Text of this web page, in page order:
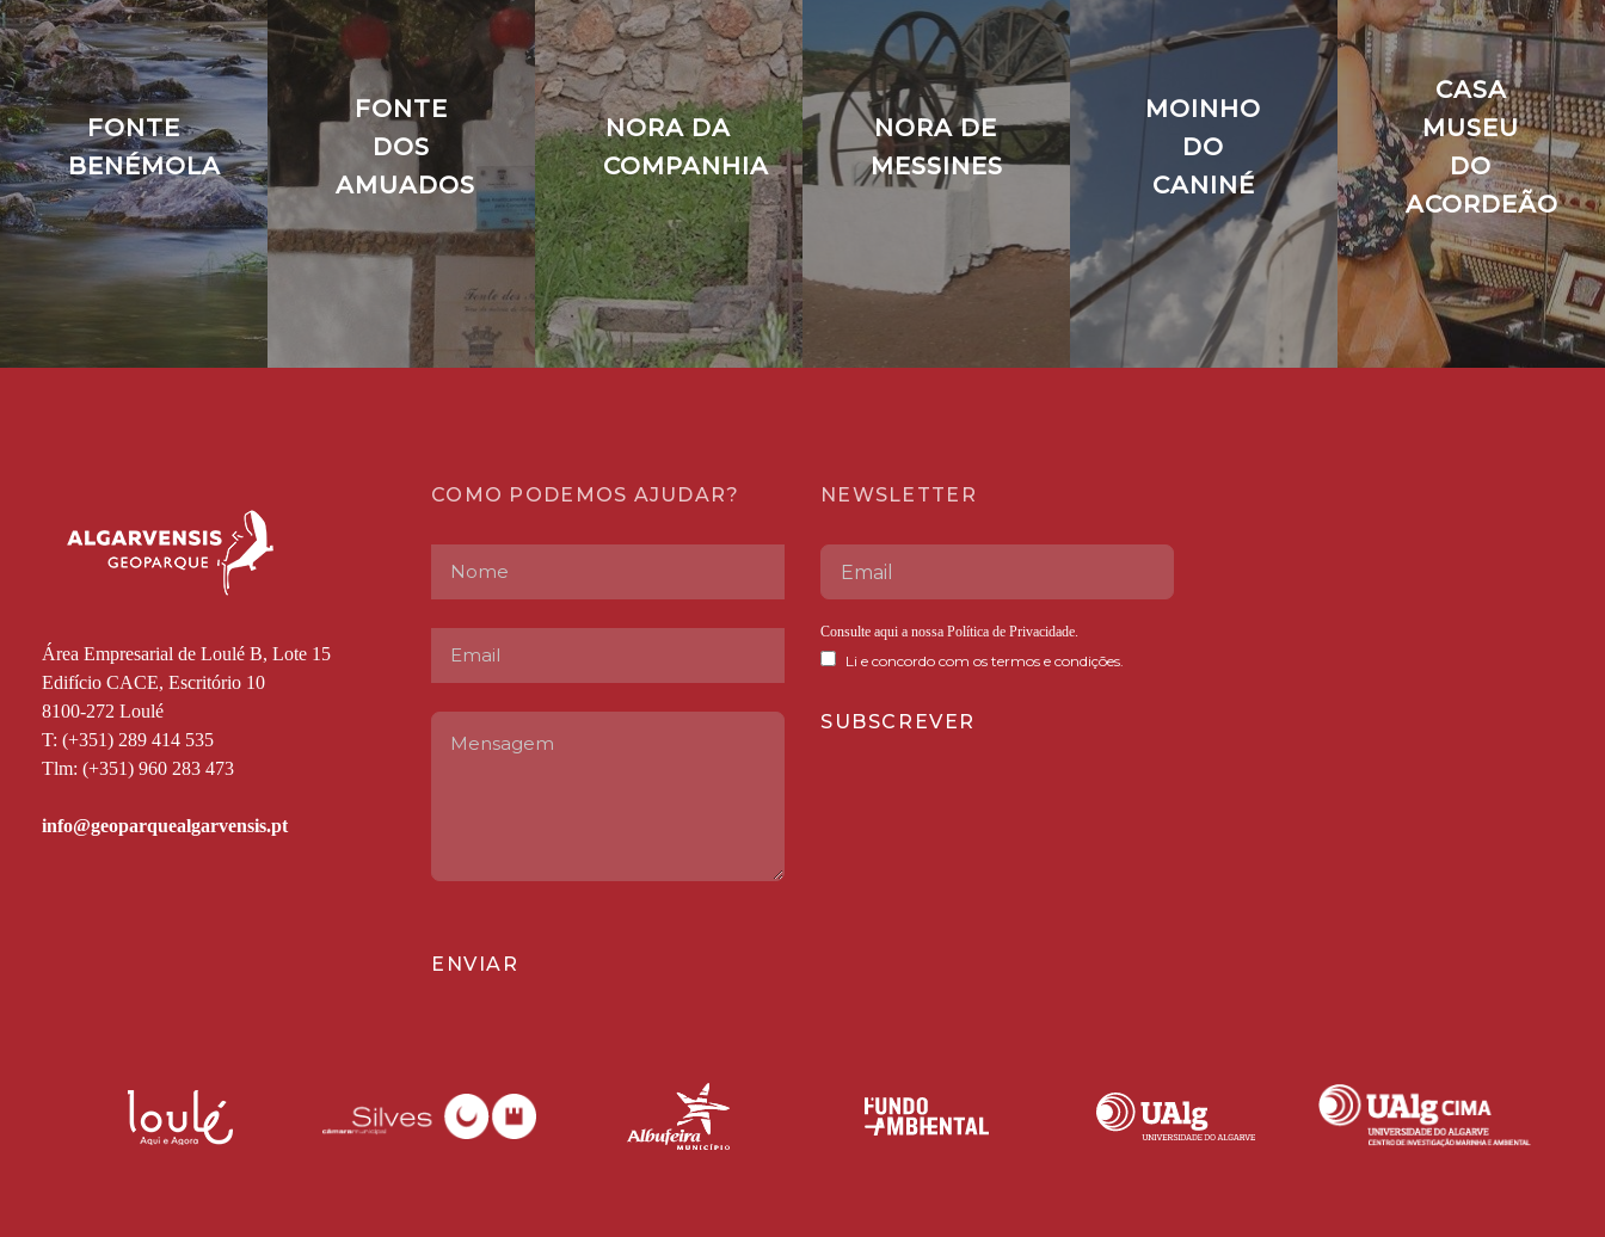
FONTE
BENÉMOLA
FONTE
DOS
AMUADOS
NORA DA
COMPANHIA
NORA DE
MESSINES
MOINHO
DO
CANINÉ
CASA
MUSEU
DO
ACORDEÃO
Área Empresarial de Loulé B, Lote 15
Edifício CACE, Escritório 10
8100-272 Loulé
T: (+351) 289 414 535
Tlm: (+351) 960 283 473
COMO PODEMOS AJUDAR?
ENVIAR
NEWSLETTER
Consulte aqui a nossa Política de Privacidade.
Li e concordo com os termos e condições.